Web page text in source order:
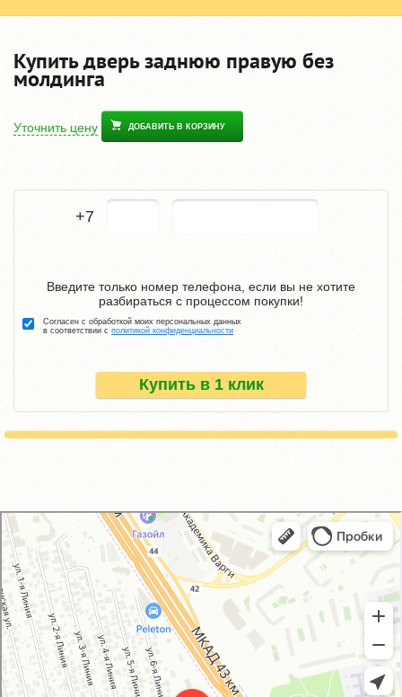
Купить дверь заднюю правую без
молдинга
Уточнить цену ДОБАВИТЬ В КОРЗИНУ
+7
Купить в 1 клик
Введите только номер телефона, если вы не хотите
разбираться с процессом покупки!
Согласен с обработкой моих персональных данных
в соответствии с политикой конфиденциальности
GM-City&VAG-Repair
Автосервис, автотехцентр в Москве
Магазин автозапчастей и автотоваров в Москве